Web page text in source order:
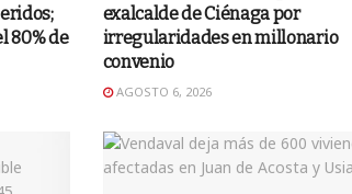
80% de
exalcalde de Ciénaga por
irregularidades en millonario
convenio
AGOSTO 6, 2026